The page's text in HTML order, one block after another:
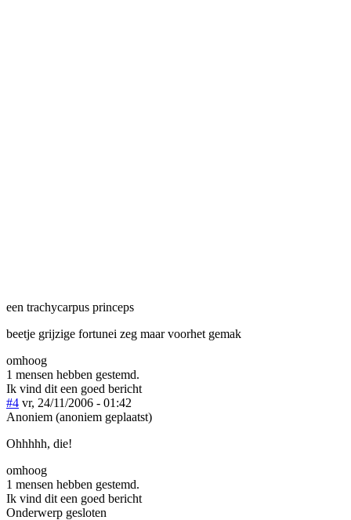
een trachycarpus princeps
beetje grijzige fortunei zeg maar voorhet gemak
omhoog
1 mensen hebben gestemd.
Ik vind dit een goed bericht
#4 vr, 24/11/2006 - 01:42
Anoniem (anoniem geplaatst)
Ohhhhh, die!
omhoog
1 mensen hebben gestemd.
Ik vind dit een goed bericht
Onderwerp gesloten